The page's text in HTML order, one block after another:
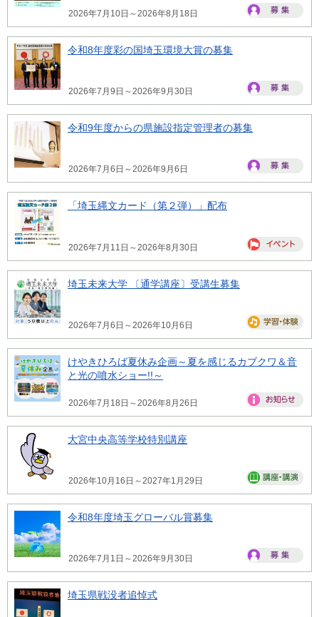
2026年7月10日～2026年8月18日
令和8年度彩の国埼玉環境大賞の募集
2026年7月9日～2026年9月30日
令和9年度からの県施設指定管理者の募集
2026年7月6日～2026年9月6日
「埼玉縄文カード（第２弾）」配布
2026年7月11日～2026年8月30日
埼玉未来大学 〔通学講座〕受講生募集
2026年7月6日～2026年10月6日
けやきひろば夏休み企画～夏を感じるカブクワ＆音
と光の噴水ショー!!～
2026年7月18日～2026年8月26日
大宮中央高等学校特別講座
2026年10月16日～2027年1月29日
令和8年度埼玉グローバル賞募集
2026年7月1日～2026年9月30日
埼玉県戦没者追悼式